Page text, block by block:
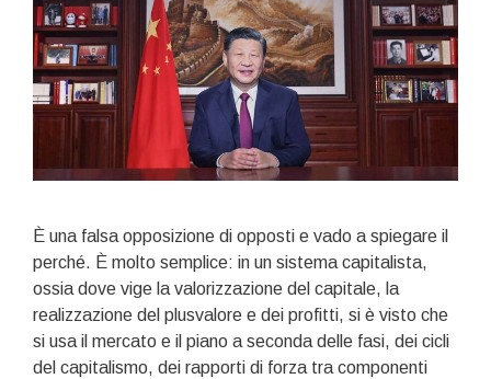
È una falsa opposizione di opposti e vado a spiegare il
perché. È molto semplice: in un sistema capitalista,
ossia dove vige la valorizzazione del capitale, la
realizzazione del plusvalore e dei profitti, si è visto che
si usa il mercato e il piano a seconda delle fasi, dei cicli
del capitalismo, dei rapporti di forza tra componenti